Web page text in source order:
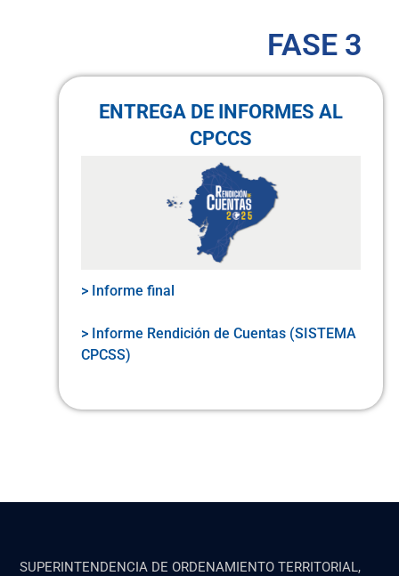
FASE 3
ENTREGA DE INFORMES AL
CPCCS
> Informe final
> Informe Rendición de Cuentas (SISTEMA
CPCSS)
SUPERINTENDENCIA DE ORDENAMIENTO TERRITORIAL,